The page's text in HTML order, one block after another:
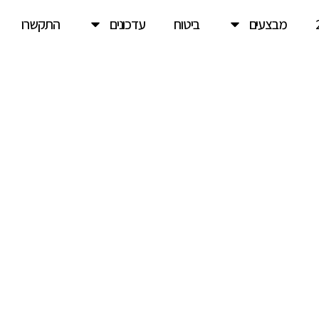
מבצעים ביטוח עדכונים התקשרו